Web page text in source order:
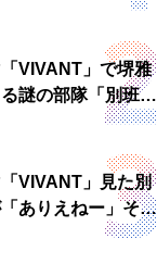
「VIVANT」で堺雅
謎の部隊「別班」
する？内情知る人物
「VIVANT」見た別
ありえねー」その
は 非公然組織ゆえ